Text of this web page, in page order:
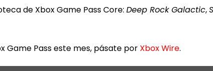
de Xbox Game Pass Core:Deep Rock Galactic,
Game Pass este mes, pásate por Xbox Wire.